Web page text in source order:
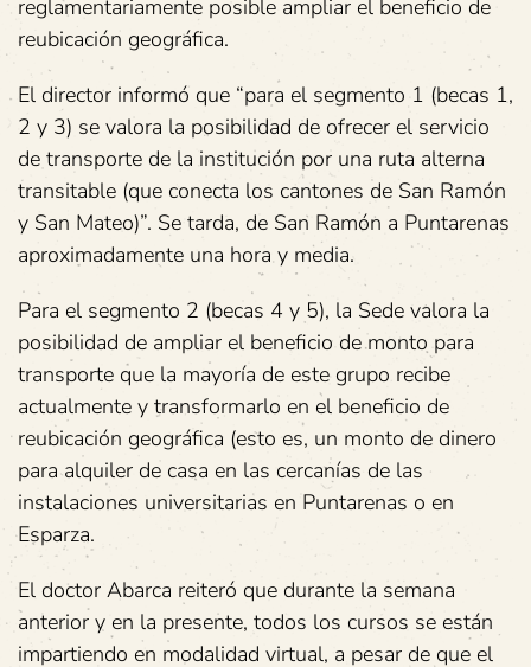
reglamentariamente posible ampliar el beneficio de
reubicación geográfica.
El director informó que “para el segmento 1 (becas 1,
2 y 3) se valora la posibilidad de ofrecer el servicio
de transporte de la institución por una ruta alterna
transitable (que conecta los cantones de San Ramón
y San Mateo)”. Se tarda, de San Ramón a Puntarenas
aproximadamente una hora y media.
Para el segmento 2 (becas 4 y 5), la Sede valora la
posibilidad de ampliar el beneficio de monto para
transporte que la mayoría de este grupo recibe
actualmente y transformarlo en el beneficio de
reubicación geográfica (esto es, un monto de dinero
para alquiler de casa en las cercanías de las
instalaciones universitarias en Puntarenas o en
Esparza.
El doctor Abarca reiteró que durante la semana
anterior y en la presente, todos los cursos se están
impartiendo en modalidad virtual, a pesar de que el